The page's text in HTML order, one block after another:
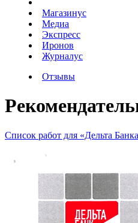
Магазинус
Медиа
Экспресс
Иронов
Журналус
Отзывы
Список работ для «Дельта